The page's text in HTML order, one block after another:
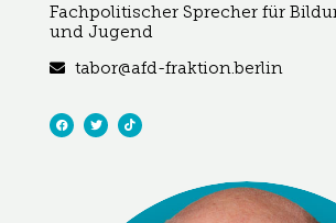
Fachpolitischer Sprecher für
und Jugend
tabor@afd-fraktion.berlin